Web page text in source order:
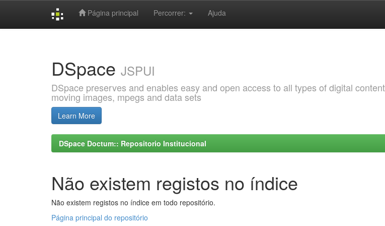
Página principal Percorrer: Ajuda
DSpace JSPUI
DSpace preserves and enables easy and open access to all types of digital
moving images, mpegs and data sets
Learn More
DSpace Doctum:: Repositorio Institucional
Não existem registos no índice
Não existem registos no índice em todo repositório.
Página principal do repositório